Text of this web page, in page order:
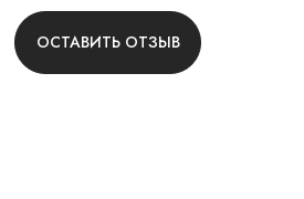
ОСТАВИТЬ ОТЗЫВ